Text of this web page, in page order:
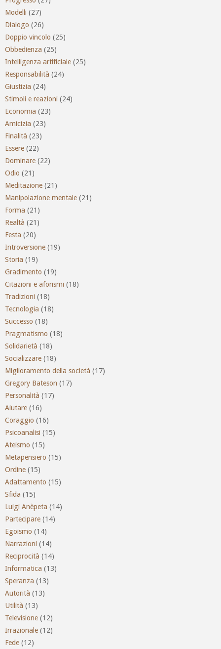
Modelli (27)
Dialogo (26)
Doppio vincolo (25)
Obbedienza (25)
Intelligenza artificiale (25)
Responsabilità (24)
Giustizia (24)
Stimoli e reazioni (24)
Economia (23)
Amicizia (23)
Finalità (23)
Essere (22)
Dominare (22)
Odio (21)
Meditazione (21)
Manipolazione mentale (21)
Forma (21)
Realtà (21)
Festa (20)
Introversione (19)
Storia (19)
Gradimento (19)
Citazioni e aforismi (18)
Tradizioni (18)
Tecnologia (18)
Successo (18)
Pragmatismo (18)
Solidarietà (18)
Socializzare (18)
Miglioramento della società (17)
Gregory Bateson (17)
Personalità (17)
Aiutare (16)
Coraggio (16)
Psicoanalisi (15)
Ateismo (15)
Metapensiero (15)
Ordine (15)
Adattamento (15)
Sfida (15)
Luigi Anèpeta (14)
Partecipare (14)
Egoismo (14)
Narrazioni (14)
Reciprocità (14)
Informatica (13)
Speranza (13)
Autorità (13)
Utilità (13)
Televisione (12)
Irrazionale (12)
Fede (12)